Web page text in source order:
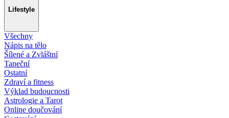
Lifestyle
Všechny
Nápis na tělo
Šílené a Zvláštní
Taneční
Ostatní
Zdraví a fitness
Výklad budoucnosti
Astrologie a Tarot
Online doučování